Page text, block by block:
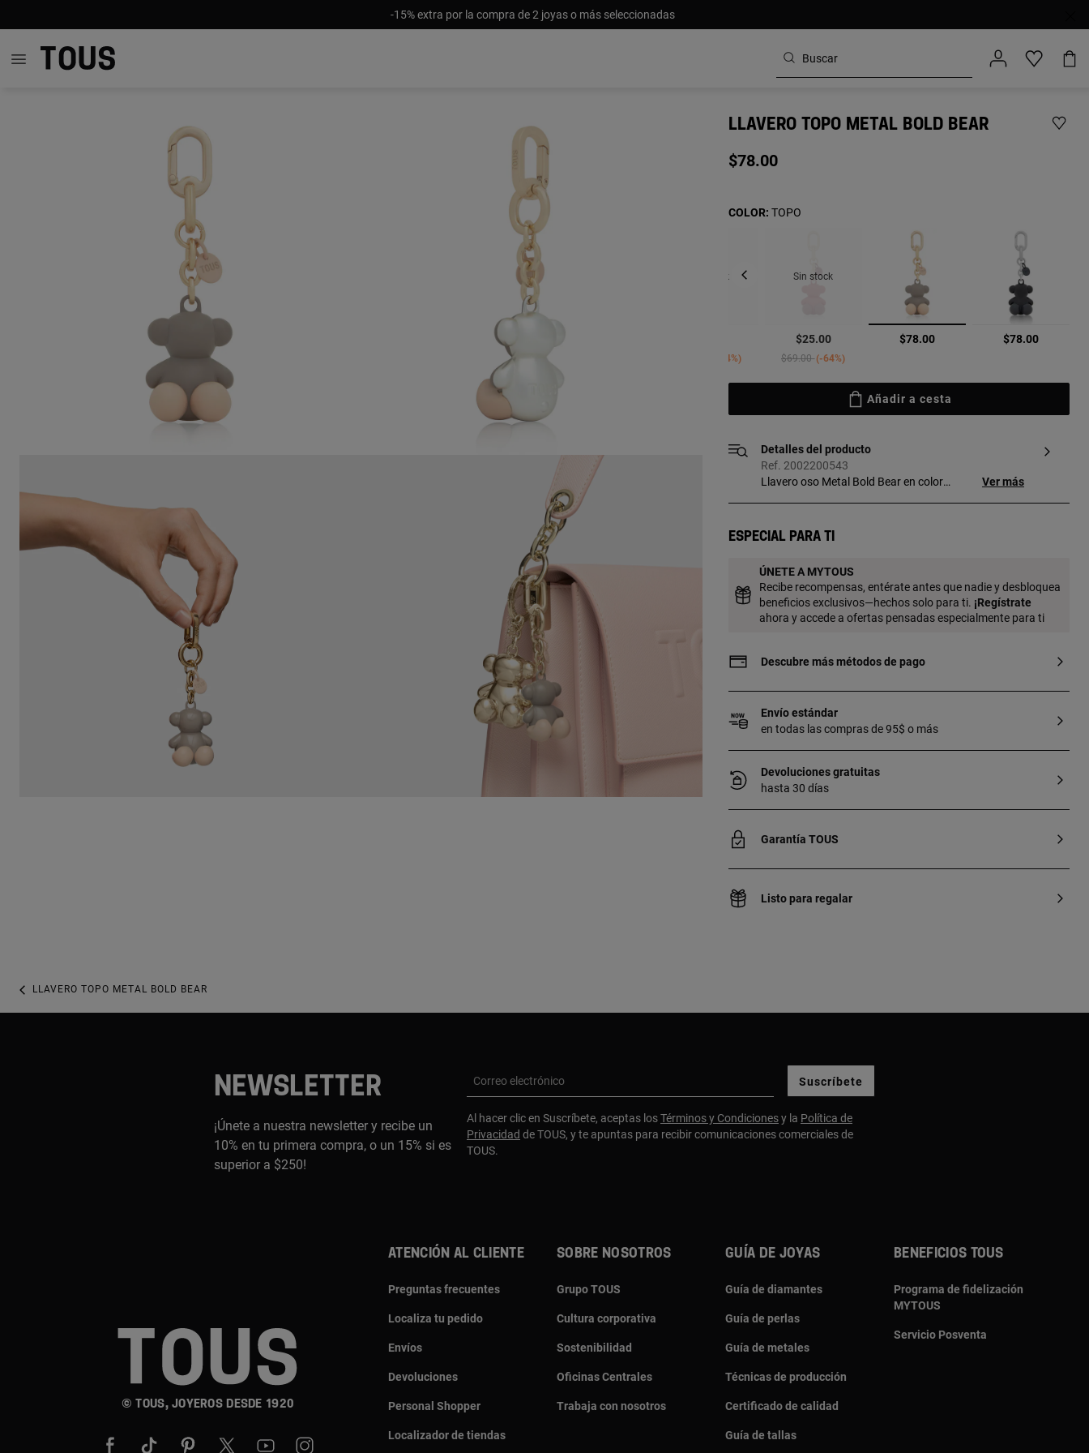
-15% extra por la compra de 2 joyas o más seleccionadas
LLAVERO TOPO METAL BOLD BEAR
$78.00
Sin stock
Price reduced from
-64%
Sin stock
$25.00
Price reduced from
$69.00to-64%
seleccionado
$78.00 $78.00
COLOR: TOPO
Añadir a cesta
Detalles del producto
Ref. 2002200543
Llavero oso Metal Bold Bear en color
Ver más
Especial para ti
ÚNETE A MYTOUS
Recibe recompensas, entérate antes que nadie y desbloquea
beneficios exclusivos—hechos solo para ti. ¡Regístrate
ahora y accede a ofertas pensadas especialmente para ti
Descubre más métodos de pago
Envío estándar
en todas las compras de 95$ o más
Devoluciones gratuitas
hasta 30 días
Garantía TOUS
Listo para regalar
LLAVERO TOPO METAL BOLD BEAR
NEWSLETTER
¡Únete a nuestra newsletter y recibe un
10% en tu primera compra, o un 15% si es
superior a $250!
Correo electrónico Suscríbete
Al hacer clic en Suscríbete, aceptas losTérminos y Condicionesy la Política de
Privacidad de TOUS, y te apuntas para recibir comunicaciones comerciales de
TOUS.
© TOUS, JOYEROS DESDE 1920
ATENCIÓN AL CLIENTE
Preguntas frecuentes
Localiza tu pedido
Envíos
Devoluciones
Personal Shopper
Localizador de tiendas
SOBRE NOSOTROS
Grupo TOUS
Cultura corporativa
Sostenibilidad
Oficinas Centrales
Trabaja con nosotros
GUÍA DE JOYAS
Guía de diamantes
Guía de perlas
Guía de metales
Técnicas de producción
Certificado de calidad
Guía de tallas
BENEFICIOS TOUS
Programa de fidelización
MYTOUS
Servicio Posventa